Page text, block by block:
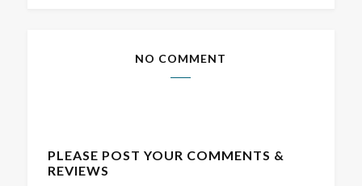
NO COMMENT
PLEASE POST YOUR COMMENTS &
REVIEWS